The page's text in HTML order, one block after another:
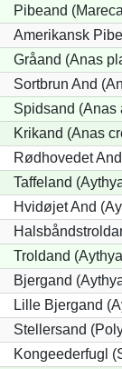
Pibeand
Amerikansk
Gråand (Anas
Sortbrun And
Spidsand (Anas
Krikand (Anas
Rødhovedet
Taffeland
Hvidøjet And
Troldand
Bjergand
Lille Bjergand
Stellersand
Kongeederfugl